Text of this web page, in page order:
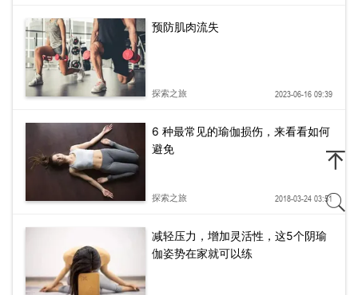
预防肌肉流失
探索之旅 2023-06-16 09:39
6 种最常见的瑜伽损伤，来看看如何
避免
探索之旅 2018-03-24 03:51
减轻压力，增加灵活性，这5个阴瑜
伽姿势在家就可以练